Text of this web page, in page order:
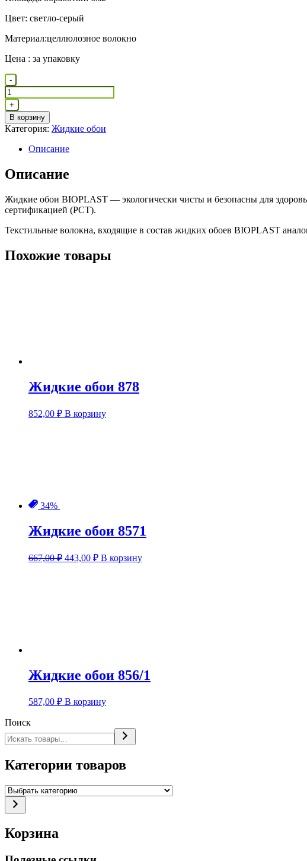
Цвет: светло-серый
Материал:целлюлозное волокно
Цена : за упаковку
Количество
товара
Жидкие
обои
8662
-
+
В корзину
Категория: Жидкие обои
Описание
Описание
Жидкие обои BIOPLAST — экологически чисты и безопасны для
сертификацией (РСТ).
Текстильные волокна, входящие в состав жидких обоев BIOPLAST
Похожие товары
Жидкие обои 878
852,00 ₽ В корзину
34%
Жидкие обои 8571
667,00₽ Первоначальная
443,00 ₽Текущая
цена:
В корзину
Жидкие обои 856/1
587,00 ₽ В корзину
Поиск
Категории товаров
Выбрать
категорию
Корзина